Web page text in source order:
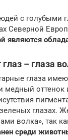
с голубыми
Северной
являются
– глаза
глаза
медный оттенок
глазах.
волка», так
среди